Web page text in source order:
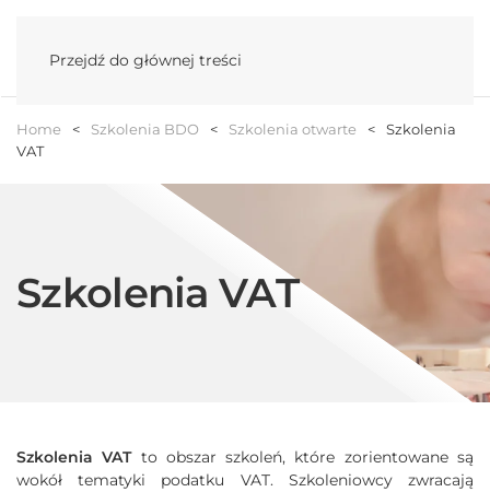
Przejdź do głównej treści
Home Szkolenia BDO Szkolenia otwarte
Szkolenia
VAT
Szkolenia VAT
Szkolenia VATto obszar szkoleń, które zorientowane są
wokół tematyki podatku VAT. Szkoleniowcy zwracają